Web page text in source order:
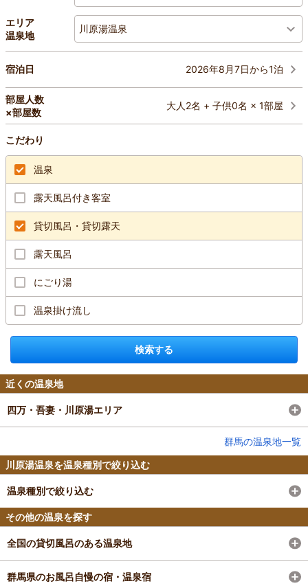
エリア
温泉地
川原湯温泉
宿泊日 2026年8月7日から1泊
部屋人数
×部屋数
大人2名 + 子供0名 × 1部屋
こだわり
温泉
露天風呂付き客室
貸切風呂・貸切露天
露天風呂
にごり湯
温泉掛け流し
検索する
近くの温泉地
四万・吾妻・川原湯エリア
群馬の温泉地一覧
川原湯温泉を温泉種別で絞り込む
温泉種別で絞り込む
その他の温泉を探す
全国の貸切風呂のある温泉地
群馬県のお風呂自慢の宿・温泉宿